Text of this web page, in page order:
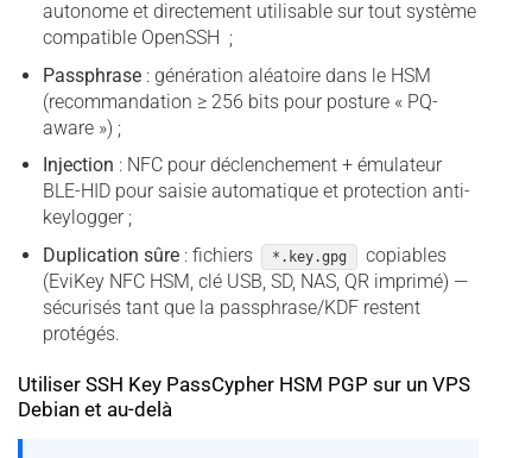
autonome et directement utilisable sur tout système
compatible OpenSSH ;
Passphrase: génération aléatoire dans le HSM
(recommandation ≥ 256 bits pour posture « PQ-
aware ») ;
Injection : NFC pour déclenchement + émulateur
BLE-HID pour saisie automatique et protection anti-
keylogger ;
Duplication sûre: fichiers *.key.gpg
copiables
(EviKey NFC HSM, clé USB, SD, NAS, QR imprimé) —
sécurisés tant que la passphrase/KDF restent
protégés.
Utiliser SSH Key PassCypher HSM PGP sur un VPS
Debian et au-delà